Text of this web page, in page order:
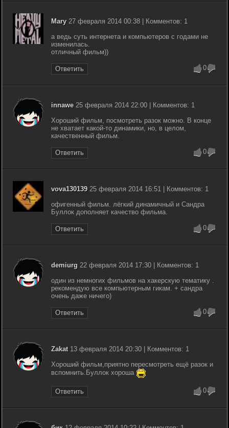
Mary27 февраля 2014 00:38 | Комментов: 1
а ведь суть интернета и компьютеров с годами не
изменилась.
отличный фильм))
Ответить 0
innawe25 февраля 2014 22:00 | Комментов: 1
Хороший фильм, посмотреть разок можно. В конце
не хватает какой-то динамики, но, в целом,
качественный фильм.
Ответить 0
vova13013925 февраля 2014 16:51 | Комментов: 1
офигенный фильм. лёгкий динамичный и Сандра
Буллок дополняет качество фильма.
Ответить 0
demiurg 22 февраля 2014 17:30 | Комментов: 1
один из немногих фильмов на хакерскую тематику .
рекомендую все компьютерным гикам. + сандра
очень даже ничего)
Ответить 0
Zakat13 февраля 2014 20:30 | Комментов: 1
Хороший фильм,приятно пересмотреть ещё разок и
вспомнить.Буллок хороша
Ответить 0